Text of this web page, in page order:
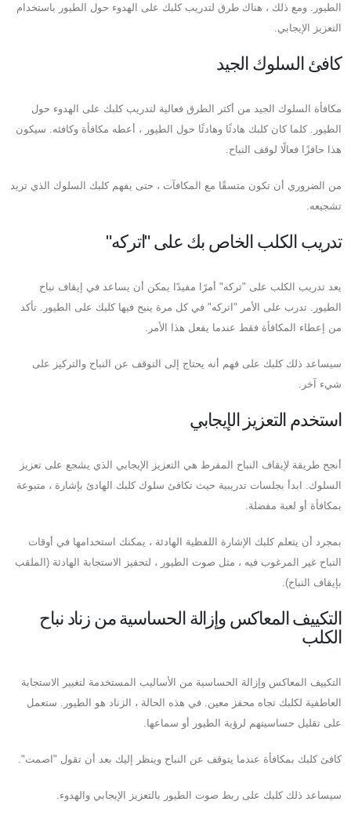
الطيور. ومع ذلك ، هناك طرق لتدريب كلبك على الهدوء حول الطيور باستخدام
التعزيز الإيجابي.
كافئ السلوك الجيد
مكافأة السلوك الجيد من أكثر الطرق فعالية لتدريب كلبك على الهدوء حول
الطيور. كلما كان كلبك هادئًا وهادئًا حول الطيور ، أعطه مكافأة وكافئه. سيكون
هذا حافزًا فعالًا لوقف النباح.
من الضروري أن تكون متسقًا مع المكافآت ، حتى يفهم كلبك السلوك الذي تريد
تشجيعه.
تدريب الكلب الخاص بك على "اتركه"
يعد تدريب الكلب على "تركه" أمرًا مفيدًا يمكن أن يساعد في إيقاف نباح
الطيور. تدرب على الأمر "اتركه" في كل مرة ينبح فيها كلبك على الطيور. تأكد
من إعطاء المكافأة فقط عندما يفعل هذا الأمر.
سيساعد ذلك كلبك على فهم أنه يحتاج إلى التوقف عن النباح والتركيز على
شيء آخر.
استخدم التعزيز الإيجابي
أنجح طريقة لإيقاف النباح المفرط هي التعزيز الإيجابي الذي يشجع على تعزيز
السلوك. ابدأ بجلسات تدريبية حيث تكافئ سلوك كلبك الهادئ بإشارة ، متبوعة
بمكافأة أو لعبة مفضلة.
بمجرد أن يتعلم كلبك الإشارة اللفظية الهادئة ، يمكنك استخدامها في أوقات
النباح غير المرغوب فيه ، مثل صوت الطيور ، لتحفيز الاستجابة الهادئة (الملقب
بإيقاف النباح).
التكييف المعاكس وإزالة الحساسية من زناد نباح
الكلب
التكييف المعاكس وإزالة الحساسية من الأساليب المستخدمة لتغيير الاستجابة
العاطفية لكلبك تجاه محفز معين. في هذه الحالة ، الزناد هو الطيور. ستعمل
على تقليل حساسيتهم لرؤية الطيور أو سماعها.
كافئ كلبك بمكافأة عندما يتوقف عن النباح وينظر إليك بعد أن تقول "اصمت".
سيساعد ذلك كلبك على ربط صوت الطيور بالتعزيز الإيجابي والهدوء.